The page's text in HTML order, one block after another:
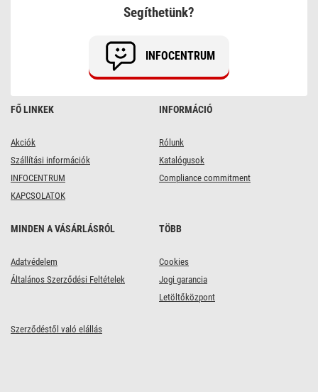
FŐ LINKEK
Akciók
Szállítási információk
INFOCENTRUM
KAPCSOLATOK
INFORMÁCIÓ
Rólunk
Katalógusok
Compliance commitment
MINDEN A VÁSÁRLÁSRÓL
Adatvédelem
Általános Szerződési Feltételek
TÖBB
Cookies
Jogi garancia
Letöltőközpont
Szerződéstől való elállás
Segíthetünk?
INFOCENTRUM